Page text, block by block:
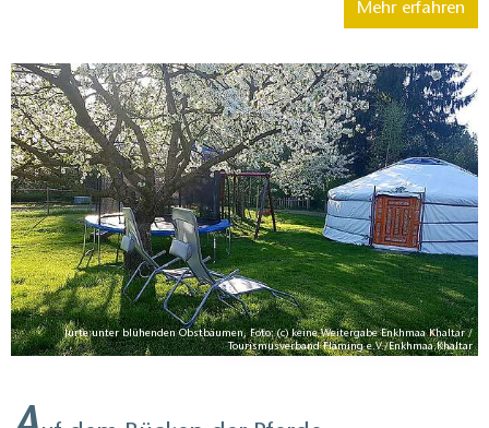
Mehr erfahren
Jurte unter blühenden Obstbäumen, Foto: (c) keine Weitergabe Enkhmaa Khaltar /
Tourismusverband Fläming e.V./Enkhmaa Khaltar